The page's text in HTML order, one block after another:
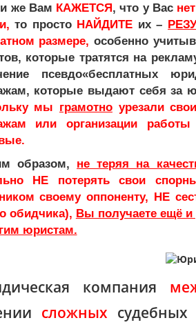
же Вам КАЖЕТСЯ, что у Вас
то просто НАЙДИТЕ их –
размере, особенно
которые тратятся на
псевдо«бесплатных
которые выдают себя за
мы грамотноурезали
или организации
образом, не теряя на
НЕ потерять свои
своему оппоненту, НЕ
обидчика), Вы получаете ещё
юристам.
компания
сложных